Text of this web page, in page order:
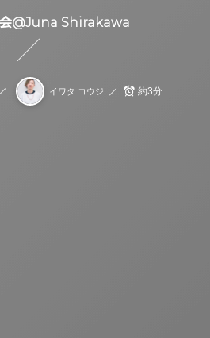
会@Juna Shirakawa
イワタ コウジ 約3分